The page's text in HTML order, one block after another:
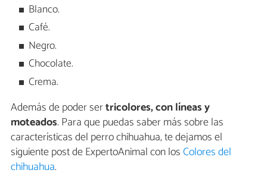
Blanco.
Café.
Negro.
Chocolate.
Crema.
Además de poder sertricolores, con líneas y
moteados. Para que puedas saber más sobre las
características del perro chihuahua, te dejamos el
siguiente post de ExpertoAnimal con losColores del
chihuahua.